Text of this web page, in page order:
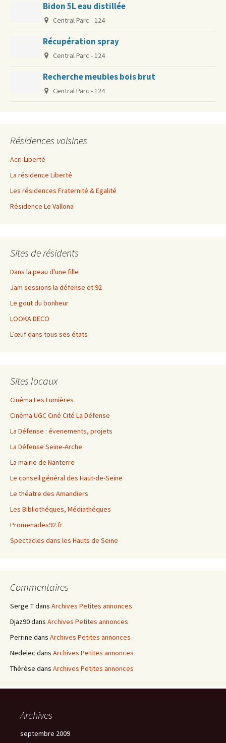
Bidon 5L eau distillée
Central Parc - 124
Récupération spray
Central Parc - 124
Recherche meubles bois brut
Central Parc - 124
Résidences voisines
Acri-Liberté
La résidence Liberté
Les résidences Fraternité & Egalité
Résidence Le Vallona
Sites de résidents
Dans la peau d'une fille
Jam sessions la défense et 92
Le gout du bonheur
LOOKA DECO
L’œuf dans tous ses états
Sites locaux
Cinéma Les Lumières
Cinéma UGC Ciné Cité La Défense
La Défense : évenements, projets
La Défense Seine-Arche
La mairie de Nanterre
Le conseil général des Haut-de-Seine
Le théatre des Amandiers
Les Bibliothéques, Médiathéques
Promenades92.fr
Spectacles dans les Hauts de Seine
Commentaires
Serge Tdans Archives Petites annonces
Djaz90dans Archives Petites annonces
Perrine dans Archives Petites annonces
Nedelec dans Archives Petites annonces
Thérèse dans Archives Petites annonces
Archives
septembre 2009